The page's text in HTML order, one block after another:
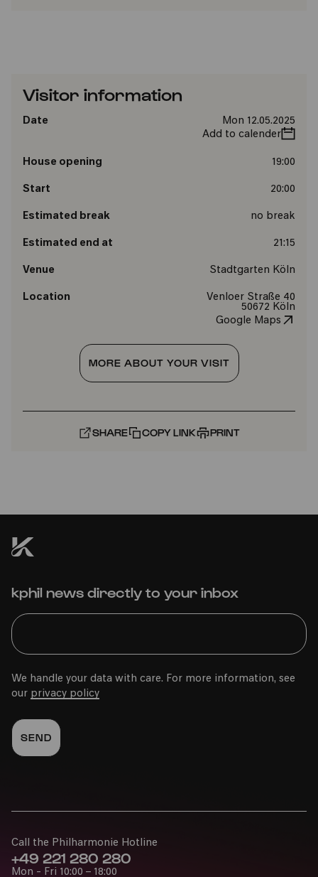
Visitor information
Date
Mon 12.05.2025
Add to calender
House opening 19:00
Start 20:00
Estimated break no break
Estimated end at 21:15
Venue Stadtgarten Köln
Location
Venloer Straße 40
50672 Köln
Google Maps
MORE ABOUT YOUR VISIT
SHARE COPY LINK PRINT
kphil news directly to your inbox
We handle your data with care. For more information, see
our privacy policy
Call the Philharmonie Hotline
+49 221 280 280
Mon - Fri 10:00 – 18:00